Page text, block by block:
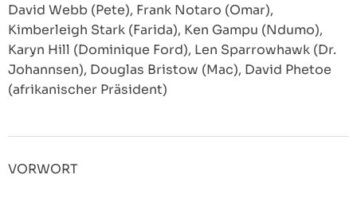
David Webb (Pete), Frank Notaro (Omar),
Kimberleigh Stark (Farida), Ken Gampu (Ndumo),
Karyn Hill (Dominique Ford), Len Sparrowhawk (Dr.
Johannsen), Douglas Bristow (Mac), David Phetoe
(afrikanischer Präsident)
VORWORT